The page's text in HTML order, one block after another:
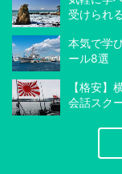
受けられ
本気で学
ール8選
【格安】
会話スク